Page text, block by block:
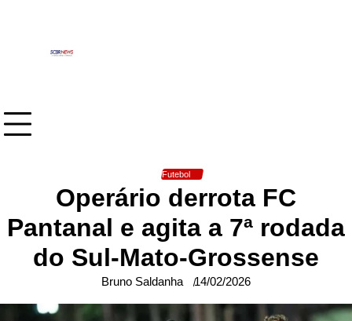
Futebol
Operário derrota FC
Pantanal e agita a 7ª rodada
do Sul-Mato-Grossense
Bruno Saldanha 14/02/2026